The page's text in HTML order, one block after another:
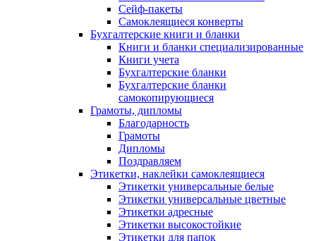
Сейф-пакеты
Самоклеящиеся конверты
Бухгалтерские книги и бланки
Книги и бланки специализированные
Книги учета
Бухгалтерские бланки
Бухгалтерские бланки
самокопирующиеся
Грамоты, дипломы
Благодарность
Грамоты
Дипломы
Поздравляем
Этикетки, наклейки самоклеящиеся
Этикетки универсальные белые
Этикетки универсальные цветные
Этикетки адресные
Этикетки высокостойкие
Этикетки для папок